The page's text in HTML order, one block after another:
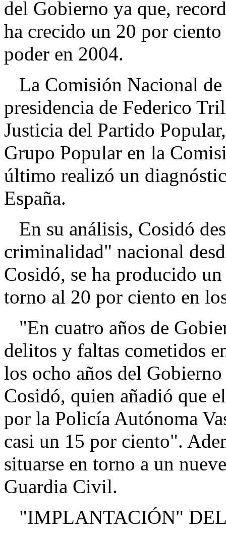
del Gobierno ya que,
ha crecido un 20 por
poder en 2004.
La Comisión Nacional
presidencia de Federico
Justicia del Partido
Grupo Popular en la
último realizó un
España.
En su análisis, Cosidó
criminalidad" nacional
Cosidó, se ha producido
torno al 20 por ciento en
"En cuatro años de
delitos y faltas cometidos
los ocho años del
Cosidó, quien añadió que
por la Policía Autónoma
casi un 15 por ciento".
situarse en torno a un
Guardia Civil.
"IMPLANTACIÓN"